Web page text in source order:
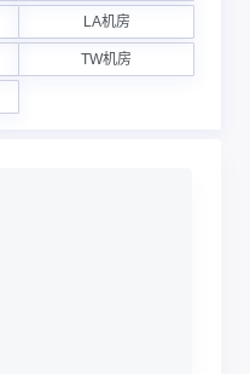
LA机房
TW机房